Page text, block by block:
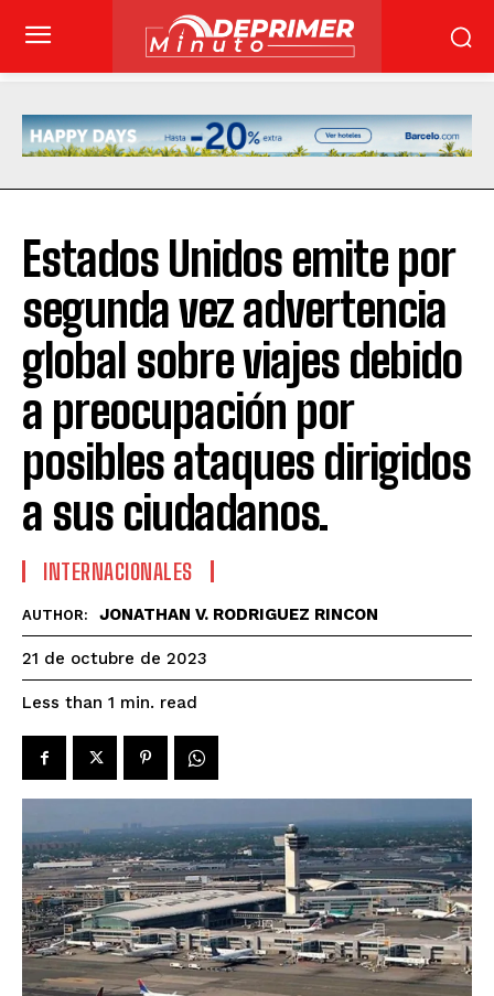
Estados Unidos emite por
segunda vez advertencia
global sobre viajes debido
a preocupación por
posibles ataques dirigidos
a sus ciudadanos.
INTERNACIONALES
AUTHOR: JONATHAN V. RODRIGUEZ RINCON
21 de octubre de 2023
Less than 1 min. read